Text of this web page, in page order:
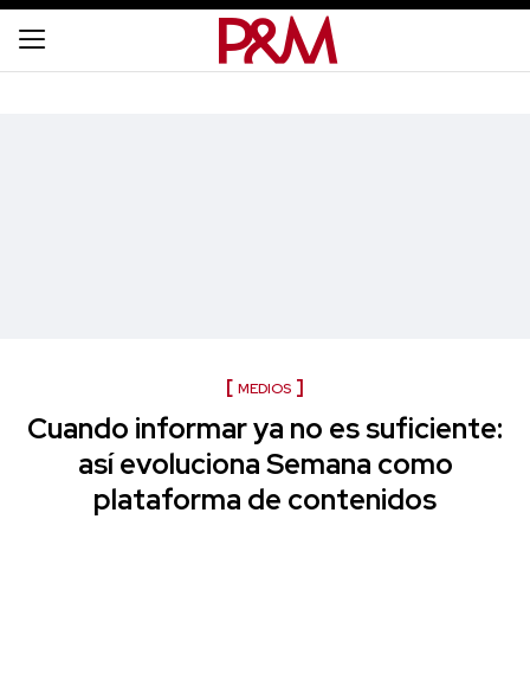
MEDIOS
Cuando informar ya no es suficiente:
así evoluciona Semana como
plataforma de contenidos